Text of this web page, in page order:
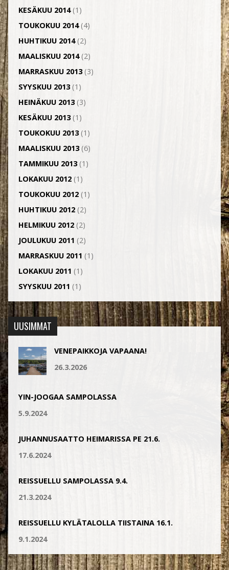
KESÄKUU 2014(1)
TOUKOKUU 2014(4)
HUHTIKUU 2014(2)
MAALISKUU 2014(2)
MARRASKUU 2013(3)
SYYSKUU 2013(1)
HEINÄKUU 2013(3)
KESÄKUU 2013(1)
TOUKOKUU 2013(1)
MAALISKUU 2013(6)
TAMMIKUU 2013(1)
LOKAKUU 2012(1)
TOUKOKUU 2012(1)
HUHTIKUU 2012(2)
HELMIKUU 2012(2)
JOULUKUU 2011 (2)
MARRASKUU 2011 (1)
LOKAKUU 2011 (1)
SYYSKUU 2011 (1)
UUSIMMAT
VENEPAIKKOJA VAPAANA!
26.3.2026
YIN-JOOGAA SAMPOLASSA
5.9.2024
JUHANNUSAATTO HEIMARISSA PE 21.6.
17.6.2024
REISSUELLU SAMPOLASSA 9.4.
21.3.2024
REISSUELLU KYLÄTALOLLA TIISTAINA 16.1.
9.1.2024